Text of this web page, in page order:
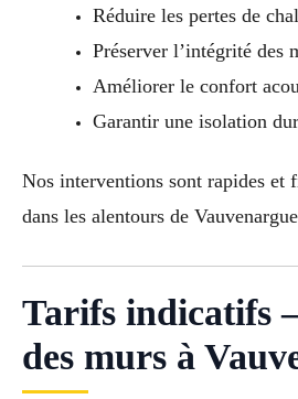
Réduire les pertes de
Préserver l’intégrité des
Améliorer le confort
Garantir une isolation
Nos interventions sont rapides et
dans les alentours de
Tarifs indicatifs
des murs à